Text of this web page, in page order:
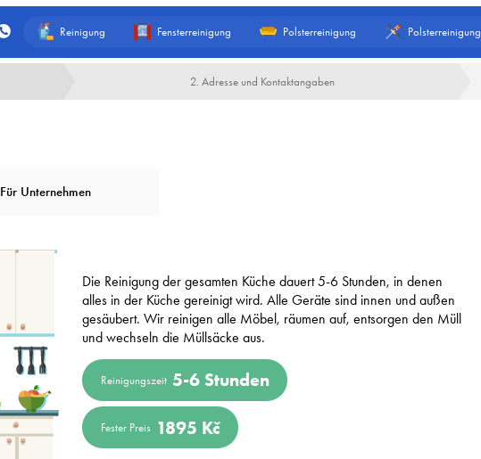
Reinigung Fensterreinigung Polsterreinigung Polsterreinigung
2. Adresse und Kontaktangaben
Für Unternehmen
Die Reinigung der gesamten Küche dauert 5-6 Stunden, in denen
alles in der Küche gereinigt wird. Alle Geräte sind innen und außen
gesäubert. Wir reinigen alle Möbel, räumen auf, entsorgen den Müll
und wechseln die Müllsäcke aus.
Reinigungszeit 5-6 Stunden
Fester Preis 1895 Kč